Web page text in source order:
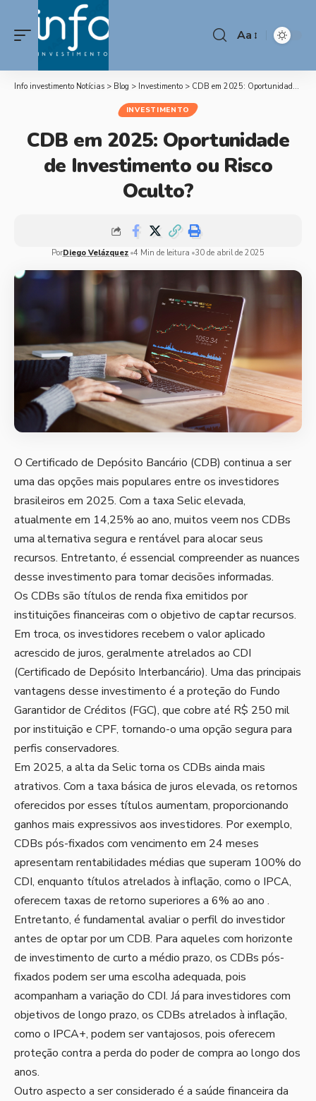
Aa
Info investimento Notícias > Blog > Investimento > CDB em 2025: Oportunidade de Investimento ou Risco Oculto?
INVESTIMENTO
CDB em 2025: Oportunidade
de Investimento ou Risco
Oculto?
PorDiego Velázquez 4 Min de leitura 30 de abril de 2025
O Certificado de Depósito Bancário (CDB) continua a ser
uma das opções mais populares entre os investidores
brasileiros em 2025. Com a taxa Selic elevada,
atualmente em 14,25% ao ano, muitos veem nos CDBs
uma alternativa segura e rentável para alocar seus
recursos. Entretanto, é essencial compreender as nuances
desse investimento para tomar decisões informadas.
Os CDBs são títulos de renda fixa emitidos por
instituições financeiras com o objetivo de captar recursos.
Em troca, os investidores recebem o valor aplicado
acrescido de juros, geralmente atrelados ao CDI
(Certificado de Depósito Interbancário). Uma das principais
vantagens desse investimento é a proteção do Fundo
Garantidor de Créditos (FGC), que cobre até R$ 250 mil
por instituição e CPF, tornando-o uma opção segura para
perfis conservadores.
Em 2025, a alta da Selic torna os CDBs ainda mais
atrativos. Com a taxa básica de juros elevada, os retornos
oferecidos por esses títulos aumentam, proporcionando
ganhos mais expressivos aos investidores. Por exemplo,
CDBs pós-fixados com vencimento em 24 meses
apresentam rentabilidades médias que superam 100% do
CDI, enquanto títulos atrelados à inflação, como o IPCA,
oferecem taxas de retorno superiores a 6% ao ano .
Entretanto, é fundamental avaliar o perfil do investidor
antes de optar por um CDB. Para aqueles com horizonte
de investimento de curto a médio prazo, os CDBs pós-
fixados podem ser uma escolha adequada, pois
acompanham a variação do CDI. Já para investidores com
objetivos de longo prazo, os CDBs atrelados à inflação,
como o IPCA+, podem ser vantajosos, pois oferecem
proteção contra a perda do poder de compra ao longo dos
anos.
Outro aspecto a ser considerado é a saúde financeira da